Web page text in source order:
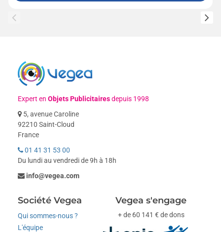
Expert enObjets Publicitairesdepuis 1998
5, avenue Caroline
92210 Saint-Cloud
France
01 41 31 53 00
Du lundi au vendredi de 9h à 18h
info@vegea.com
Société Vegea
Qui sommes-nous ?
L'équipe
Vegea s'engage
+ de 60 141 € de dons